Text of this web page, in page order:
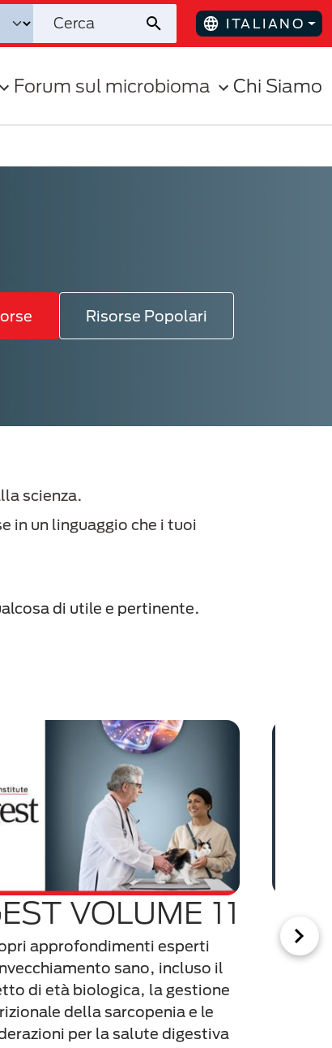
ITALIANO
Forum sul microbioma Chi Siamo
Risorse Popolari
scienza.
in un linguaggio che i tuoi
di utile e pertinente.
VOLUME 11
approfondimenti esperti
sano, incluso il
di età biologica, la gestione
della sarcopenia e le
per la salute digestiva